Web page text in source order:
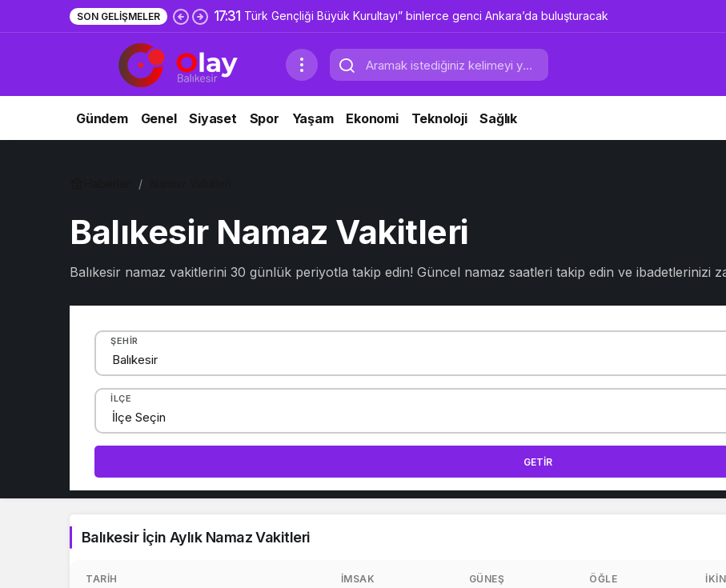
SON GELIŞMELER 17:31 Türk Gençliği Büyük Kurultayı” binlerce genci Ankara’da buluşturacak
Gündem Genel Siyaset Spor Yaşam Ekonomi Teknoloji Sağlık
Balıkesir Namaz Vakitleri
Balıkesir namaz vakitlerini 30 günlük periyotla takip edin! Güncel namaz saatleri takip edin ve ibadetlerinizi
ŞEHIR
İLÇE
GETIR
Balıkesir İçin Aylık Namaz Vakitleri
TARIH İMSAK GÜNEŞ ÖĞLE